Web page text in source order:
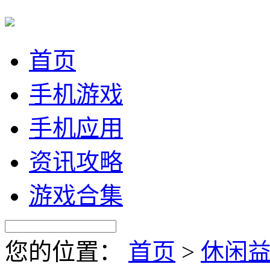
首页
手机游戏
手机应用
资讯攻略
游戏合集
您的位置： 首页 > 休闲